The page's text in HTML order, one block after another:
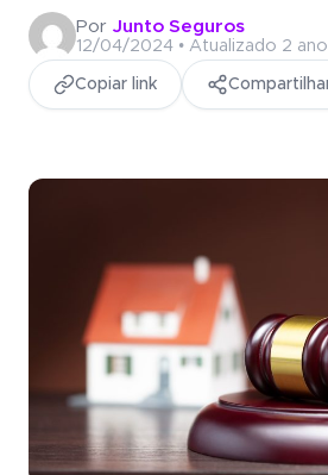
Economia e agilidade para
fecharem contratos.Portal do
Acesso
Por Junto Seguros
12/04/2024 • Atualizado 2
Copiar link